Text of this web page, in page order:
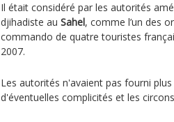
Il était considéré par les autorités
djihadiste au Sahel, comme l’un des
commando de quatre touristes
2007.
Les autorités n'avaient pas fourni
d'éventuelles complicités et les